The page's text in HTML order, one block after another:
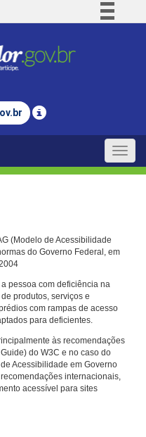
Comunica BR
Legislação
Toggle
(Modelo de Acessibilidade
do Governo Federal, em
pessoa com deficiência na
produtos, serviços e
com rampas de acesso
para deficientes.
às recomendações
do W3C e no caso do
Acessibilidade em Governo
internacionais,
acessível para sites